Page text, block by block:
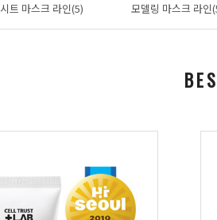
시트 마스크 라인(5) 모델링 마스크 라인